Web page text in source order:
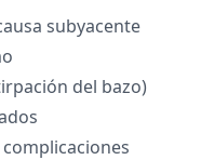
subyacente
del bazo)